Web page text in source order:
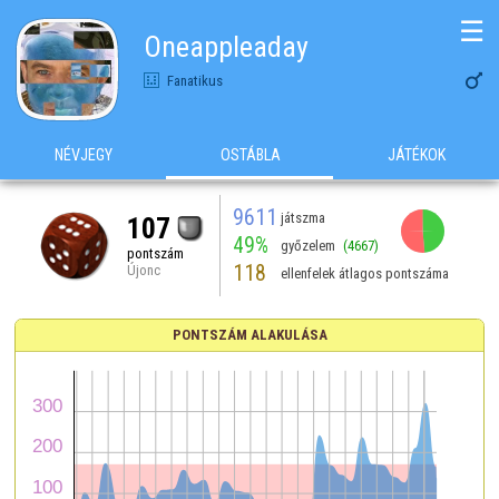
Oneappleaday
Fanatikus 
☰
NÉVJEGY OSTÁBLA JÁTÉKOK
107
pontszám
Újonc
9611 játszma
49% győzelem (4667)
118 ellenfelek átlagos pontszáma
PONTSZÁM ALAKULÁSA